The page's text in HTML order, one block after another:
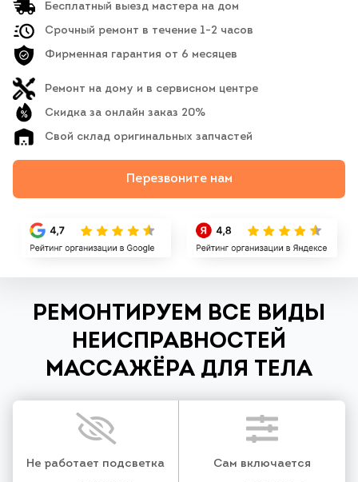
Бесплатный выезд мастера на дом
Срочный ремонт в течение 1-2 часов
Фирменная гарантия от 6 месяцев
Ремонт на дому и в сервисном центре
Скидка за онлайн заказ 20%
Свой склад оригинальных запчастей
Перезвоните нам
РЕМОНТИРУЕМ ВСЕ ВИДЫ
НЕИСПРАВНОСТЕЙ
МАССАЖЁРА ДЛЯ ТЕЛА
Не работает подсветка Сам включается